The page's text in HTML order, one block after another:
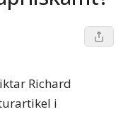
Richard
i